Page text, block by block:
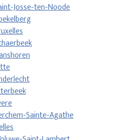
Josse-ten-Noode
Sainte-Agathe